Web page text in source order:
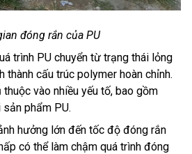
đóng rắn của PU
trình PU chuyển từ trạng thái lỏng
thành cấu trúc polymer hoàn chỉnh.
vào nhiều yếu tố, bao gồm
phẩm PU.
hưởng lớn đến tốc độ đóng rắn
có thể làm chậm quá trình đóng